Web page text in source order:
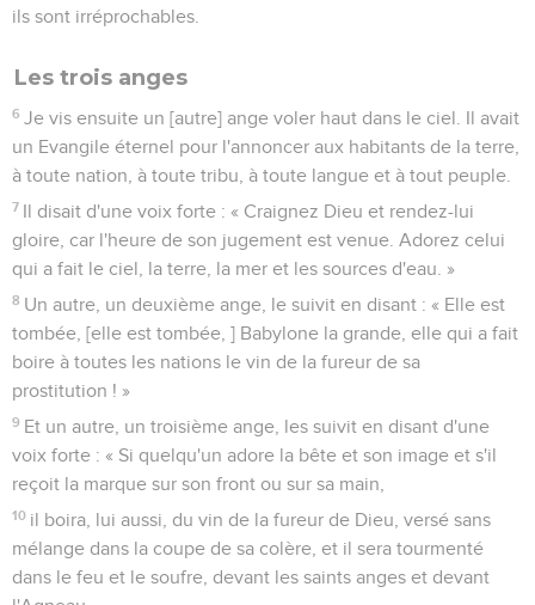
ils sont irréprochables.
Les trois anges
6 Je vis ensuite un [autre] ange voler haut dans le ciel. Il avait
un Evangile éternel pour l'annoncer aux habitants de la terre,
à toute nation, à toute tribu, à toute langue et à tout peuple.
7 Il disait d'une voix forte : « Craignez Dieu et rendez-lui
gloire, car l'heure de son jugement est venue. Adorez celui
qui a fait le ciel, la terre, la mer et les sources d'eau. »
8 Un autre, un deuxième ange, le suivit en disant : « Elle est
tombée, [elle est tombée, ] Babylone la grande, elle qui a fait
boire à toutes les nations le vin de la fureur de sa
prostitution ! »
9 Et un autre, un troisième ange, les suivit en disant d'une
voix forte : « Si quelqu'un adore la bête et son image et s'il
reçoit la marque sur son front ou sur sa main,
10 il boira, lui aussi, du vin de la fureur de Dieu, versé sans
mélange dans la coupe de sa colère, et il sera tourmenté
dans le feu et le soufre, devant les saints anges et devant